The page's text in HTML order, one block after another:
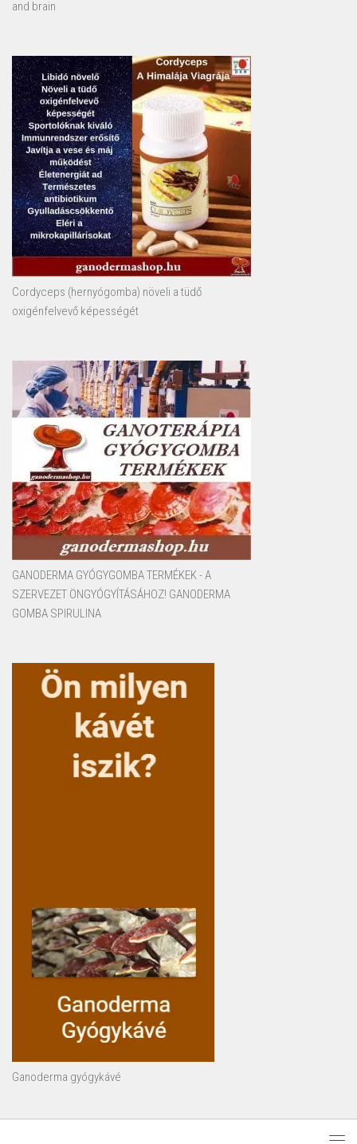
and brain
Cordyceps (hernyógomba) növeli a tüdő
oxigénfelvevő képességét
GANODERMA GYÓGYGOMBA TERMÉKEK - A
SZERVEZET ÖNGYÓGYÍTÁSÁHOZ! GANODERMA
GOMBA SPIRULINA
Ganoderma gyógykávé